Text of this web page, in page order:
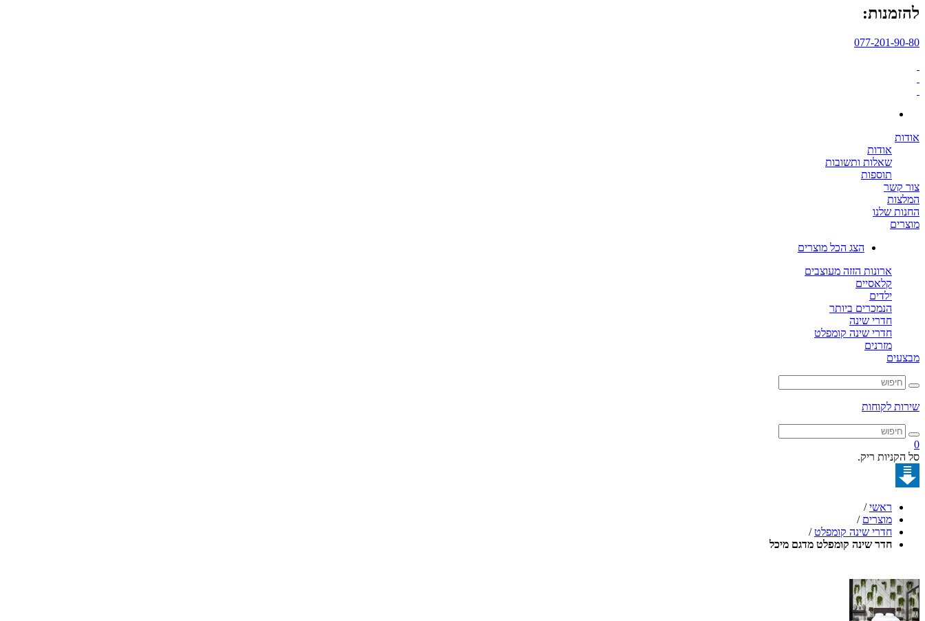
להזמנות:
077-201-90-80
אודות
אודות
שאלות ותשובות
תוספות
צור קשר
המלצות
החנות שלנו
מוצרים
הצג הכל מוצרים
ארונות הזזה מעוצבים
קלאסיים
ילדים
הנמכרים ביותר
חדרי שינה
חדרי שינה קומפלט
מזרנים
מבצעים
שירות לקוחות
0
סל הקניות ריק.
ראשי /
מוצרים /
חדרי שינה קומפלט /
חדר שינה קומפלט מדגם מיכל